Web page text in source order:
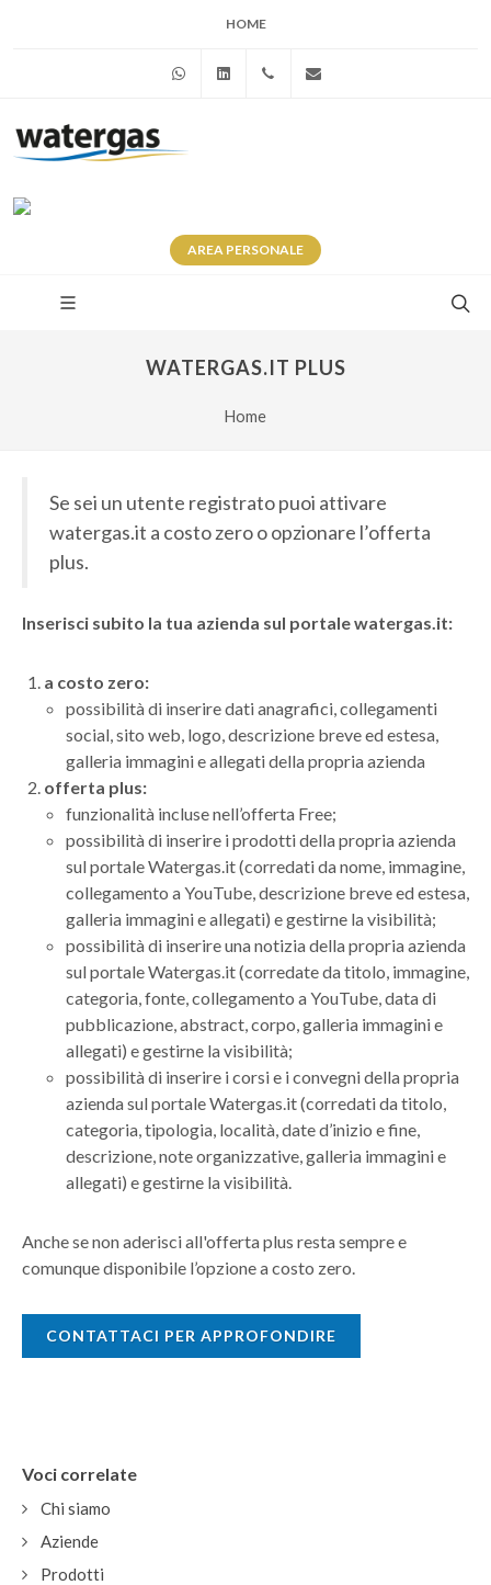
HOME
WhatsAppLinkedin+39 345 281 0246
AREA PERSONALE
WATERGAS.IT PLUS
Home
Se sei un utente registrato puoi attivare
watergas.it a costo zero o opzionare l’offerta
plus.
Inserisci subito la tua azienda sul portale watergas.it:
a costo zero:
possibilità di inserire dati anagrafici, collegamenti
social, sito web, logo, descrizione breve ed estesa,
galleria immagini e allegati della propria azienda
offerta plus:
funzionalità incluse nell’offerta Free;
possibilità di inserire i prodotti della propria azienda
sul portale Watergas.it (corredati da nome, immagine,
collegamento a YouTube, descrizione breve ed estesa,
galleria immagini e allegati) e gestirne la visibilità;
possibilità di inserire una notizia della propria azienda
sul portale Watergas.it (corredate da titolo, immagine,
categoria, fonte, collegamento a YouTube, data di
pubblicazione, abstract, corpo, galleria immagini e
allegati) e gestirne la visibilità;
possibilità di inserire i corsi e i convegni della propria
azienda sul portale Watergas.it (corredati da titolo,
categoria, tipologia, località, date d’inizio e fine,
descrizione, note organizzative, galleria immagini e
allegati) e gestirne la visibilità.
Anche se non aderisci all'offerta plus resta sempre e
comunque disponibile l’opzione a costo zero.
CONTATTACI PER APPROFONDIRE
Voci correlate
Chi siamo
Aziende
Prodotti